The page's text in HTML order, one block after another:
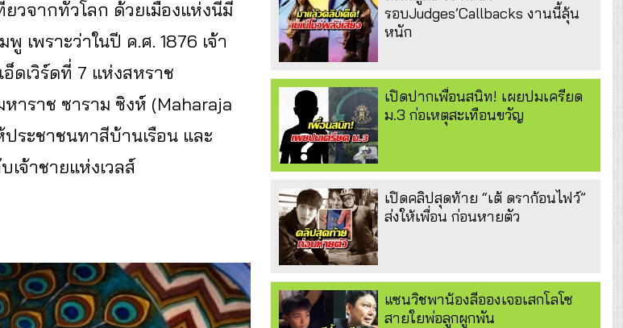
วจากทั่วโลก ด้วยเมืองแห่งนี้มี
เพราะว่าในปี ค.ศ. 1876 เจ้า
ดเวิร์ดที่ 7 แห่งสหราช
าราช ซาราม ซิงห์ (Maharaja
ระชาชนทาสีบ้านเรือน และ
จ้าชายแห่งเวลส์
รอบJudges’Callbacks งานนี้ลุ้น
หนัก
เปิดปากเพื่อนสนิท! เผยปมเครียด
ม.3 ก่อเหตุสะเทือนขวัญ
เปิดคลิปสุดท้าย “เต้ ดราก้อนไฟว์”
ส่งให้เพื่อน ก่อนหายตัว
แซนวิชพาน้องลีอองเจอเสกโลโซ
สายใยพ่อลูกผูกพัน